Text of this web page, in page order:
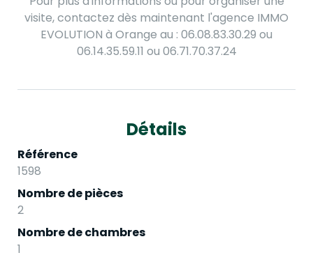
visite, contactez dès maintenant l'agence IMMO
EVOLUTION à Orange au : 06.08.83.30.29 ou
06.14.35.59.11 ou 06.71.70.37.24
Détails
Référence
1598
Nombre de pièces
2
Nombre de chambres
1